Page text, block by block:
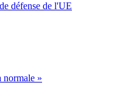
défense de l'UE
normale »